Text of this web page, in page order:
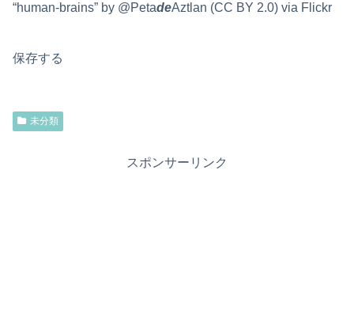
“human-brains” by @PetadeAztlan (CC BY 2.0) via Flickr
保存する
未分類
スポンサーリンク